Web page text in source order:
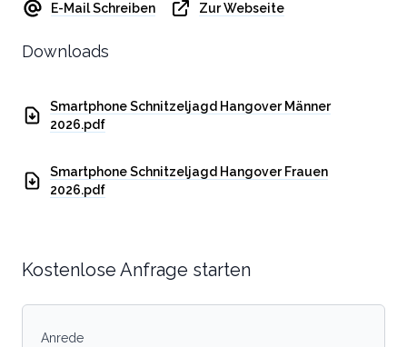
E-Mail Schreiben Zur Webseite
Downloads
Smartphone Schnitzeljagd Hangover Männer
2026.pdf
Smartphone Schnitzeljagd Hangover Frauen
2026.pdf
Kostenlose Anfrage starten
Anrede